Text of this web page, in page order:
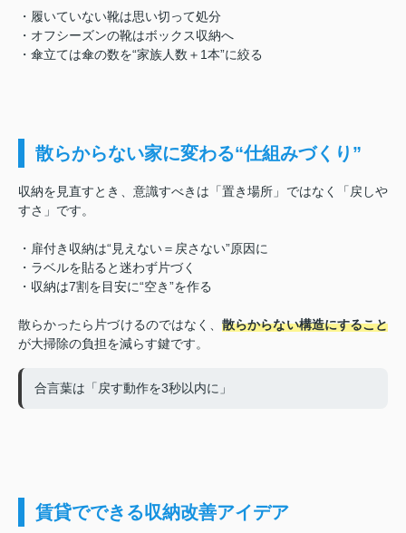
・履いていない靴は思い切って処分
・オフシーズンの靴はボックス収納へ
・傘立ては傘の数を“家族人数＋1本”に絞る
散らからない家に変わる“仕組みづくり”
収納を見直すとき、意識すべきは「置き場所」ではなく「戻しや
すさ」です。
・扉付き収納は“見えない＝戻さない”原因に
・ラベルを貼ると迷わず片づく
・収納は7割を目安に“空き”を作る
散らかったら片づけるのではなく、散らからない構造にすること
が大掃除の負担を減らす鍵です。
合言葉は「戻す動作を3秒以内に」
賃貸でできる収納改善アイデア